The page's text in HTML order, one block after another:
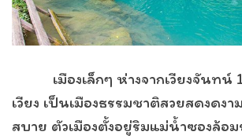
เมืองเล็กๆ ห่างจากเวียงจันทน์
เวียง เป็นเมืองธรรมชาติสวยสดงดงา
สบาย ตัวเมืองตั้งอยู่ริมแม่น้ำซองล้อ